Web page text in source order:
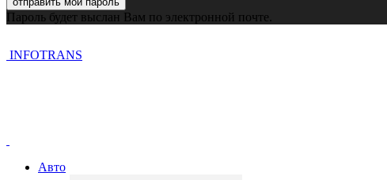
Пароль будет выслан Вам по электронной почте.
INFOTRANS
Авто